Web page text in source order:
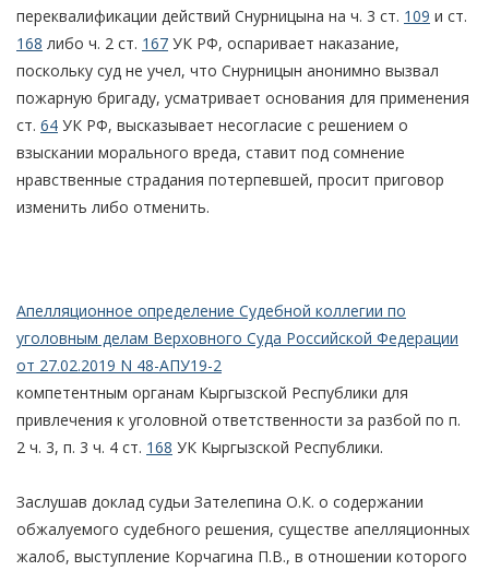
переквалификации действий Снурницына на ч. 3 ст. 109 и ст.
168 либо ч. 2 ст. 167 УК РФ, оспаривает наказание,
поскольку суд не учел, что Снурницын анонимно вызвал
пожарную бригаду, усматривает основания для применения
ст. 64 УК РФ, высказывает несогласие с решением о
взыскании морального вреда, ставит под сомнение
нравственные страдания потерпевшей, просит приговор
изменить либо отменить.
Апелляционное определение Судебной коллегии по
уголовным делам Верховного Суда Российской Федерации
от 27.02.2019 N 48-АПУ19-2
компетентным органам Кыргызской Республики для
привлечения к уголовной ответственности за разбой по п.
2 ч. 3, п. 3 ч. 4 ст. 168 УК Кыргызской Республики.
Заслушав доклад судьи Зателепина О.К. о содержании
обжалуемого судебного решения, существе апелляционных
жалоб, выступление Корчагина П.В., в отношении которого